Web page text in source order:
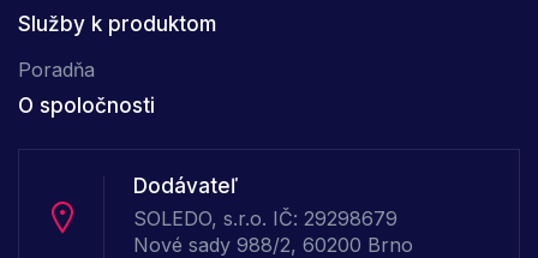
Služby k produktom
Poradňa
O spoločnosti
Dodávateľ
SOLEDO, s.r.o. IČ: 29298679
Nové sady 988/2, 60200 Brno